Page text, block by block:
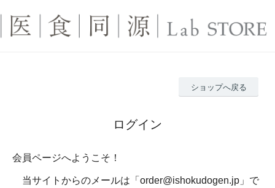
ショップへ戻る
ログイン
会員ページへようこそ！
当サイトからのメールは「order@ishokudogen.jp」で